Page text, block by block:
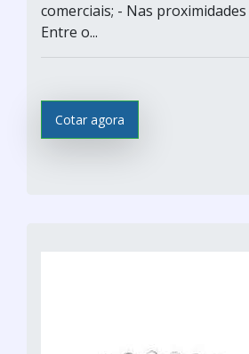
comerciais; - Nas
Entre o...
Cotar agora